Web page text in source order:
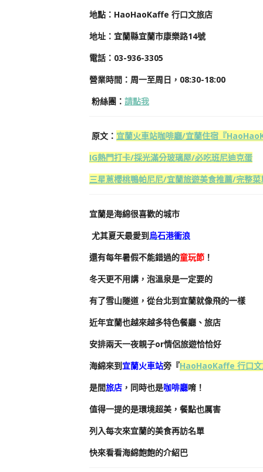
地點 ：HaoHaoKaffe 行口文旅店
地址：宜蘭縣宜蘭市康樂路14號
電話：03-936-3305
營業時間：周一至周日，08:30-18:00
粉絲團 ： 請點我
原文： 宜蘭火車站咖啡廳/宜蘭住宿『
IG熱門打卡/採光滿分玻璃屋/必吃班尼迪克蛋
三星蔥櫻桃鴨帕尼尼/宜蘭旅遊美食推薦/完整菜
宜蘭是海綿很喜歡的城市
尤其夏天最愛到烏石港衝浪
還有每年暑假不能錯過的童玩節 ！
冬天更不用講，泡溫泉是一定要的
有了雪山隧道，從台北到宜蘭就像飛的一樣
近年宜蘭也越來越多特色餐廳、旅店
安排兩天一夜親子or情侶旅遊恰恰好
海綿來到宜蘭火車站旁『HaoHaoKaffe 行口文
是間旅店 ，同時也是咖啡廳唷！
值得一提的是環境超美，餐點也厲害
列入每次來宜蘭的美食再訪名單
快來看看海綿飽飽的介紹巴